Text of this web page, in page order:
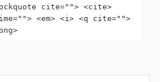
cite=""> <cite>
<em> <i> <q cite="">